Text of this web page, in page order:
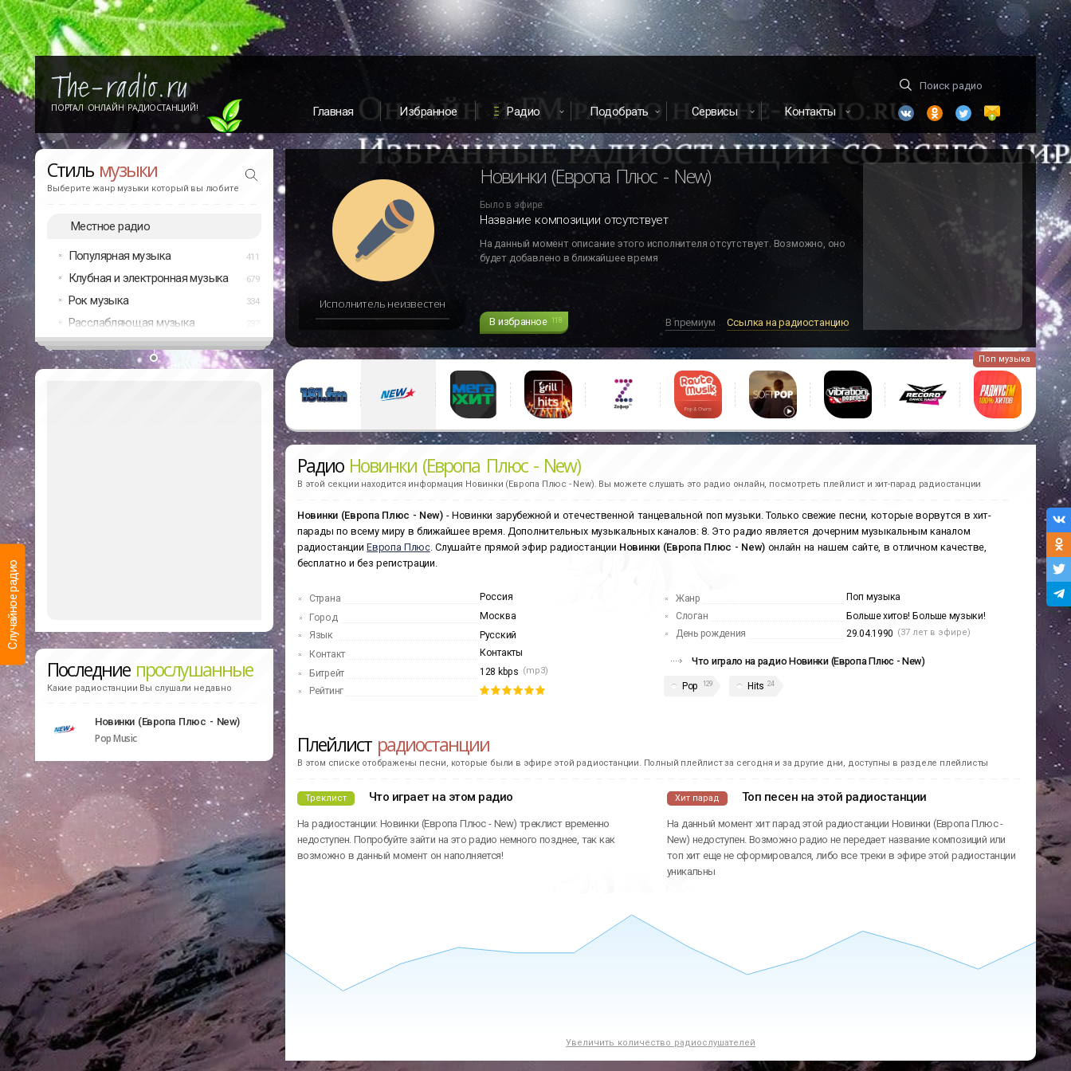
Случайное радио
ПОРТАЛ ОНЛАЙН РАДИОСТАНЦИЙ! Главная Избранное Радио Подобрать Сервисы Контакты
Стиль музыки
Выберите жанр музыки который вы любите
Местное радио
Популярная музыка 411
Клубная и электронная музыка 679
Рок музыка 334
Расслабляющая музыка
Последние прослушанные
Какие радиостанции Вы слушали недавно
Новинки (Европа Плюс - New)
Pop Music
Исполнитель неизвестен
Новинки (Европа Плюс - New)
Было в эфире:
Название композиции отсутствует
На данный момент описание этого исполнителя отсутствует. Возможно, оно
будет добавлено в ближайшее время
В избранное 118 В премиум Ссылка на радиостанцию
Поп музыка
Радио Новинки (Европа Плюс - New)
В этой секции находится информация Новинки (Европа Плюс - New). Вы можете слушать это радио онлайн, посмотреть плейлист и хит-парад радиостанции
Новинки (Европа Плюс - New)- Новинки зарубежной и отечественной танцевальной поп музыки. Только свежие песни, которые ворвутся в хит-
парады по всему миру в ближайшее время. Дополнительных музыкальных каналов: 8. Это радио является дочерним музыкальным каналом
радиостанцииЕвропа Плюс. Слушайте прямой эфир радиостанции Новинки (Европа Плюс - New) онлайн на нашем сайте, в отличном качестве,
бесплатно и без регистрации.
Страна
Россия
Город
Москва
Язык
Русский
Контакт
Контакты
Битрейт
128 kbps (mp3)
Рейтинг
Жанр
Поп музыка
Слоган
Больше хитов! Больше музыки!
День рождения
29.04.1990 (37 лет в эфире)
Что играло на радио Новинки (Европа Плюс - New)
Pop 129 Hits 24
Плейлист радиостанции
В этом списке отображены песни, которые были в эфире этой радиостанции. Полный плейлист за сегодня и за другие дни, доступны в разделе плейлисты
Треклист Что играет на этом радио
На радиостанции: Новинки (Европа Плюс - New) треклист временно
недоступен. Попробуйте зайти на это радио немного позднее, так как
возможно в данный момент он наполняется!
Хит парад Топ песен на этой радиостанции
На данный момент хит парад этой радиостанции Новинки (Европа Плюс -
New) недоступен. Возможно радио не передает название композиций или
топ хит еще не сформировался, либо все треки в эфире этой радиостанции
уникальны
Увеличить количество радиослушателей